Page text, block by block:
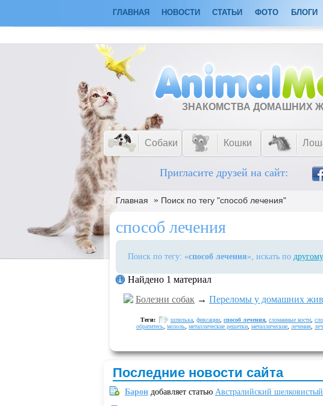
ГЛАВНАЯ НОВОСТИ СТАТЬИ ФОТО БЛОГИ
ЗНАКОМСТВА ДОМАШНИХ
Собаки Кошки
Пригласите друзей на сайт:
Главная » Поиск по тегу "способ лечения"
способ лечения
Поиск по тегу: «способ лечения», искать по
Найдено 1 материал
Болезни собак → Переломы у домашних
Теги: шпилька фиксации способ лечения сломанные кости
обратитесь мозоль металлические решетки металлические лечения
Последние новости сайта
Барон добавляет статью Австралийский